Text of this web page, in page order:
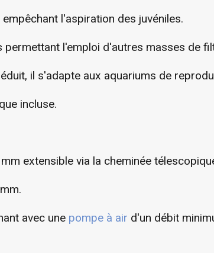
l'aspiration des juvéniles.
permettant l'emploi d'autres masses de
il s'adapte aux aquariums de
incluse.
extensible via la cheminée
avec une pompe à air d'un débit